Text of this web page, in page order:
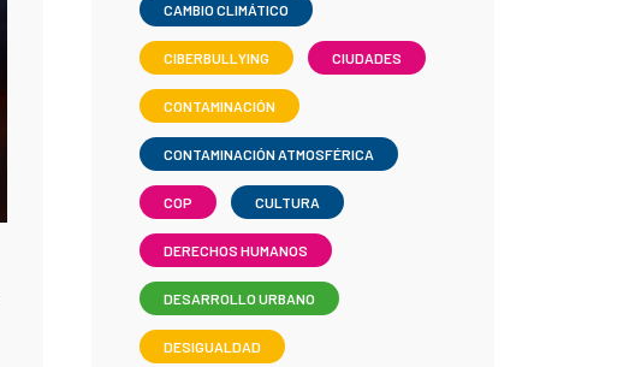
CAMBIO CLIMÁTICO
CIBERBULLYING CIUDADES
CONTAMINACIÓN
CONTAMINACIÓN ATMOSFÉRICA
COP CULTURA
DERECHOS HUMANOS
DESARROLLO URBANO
DESIGUALDAD